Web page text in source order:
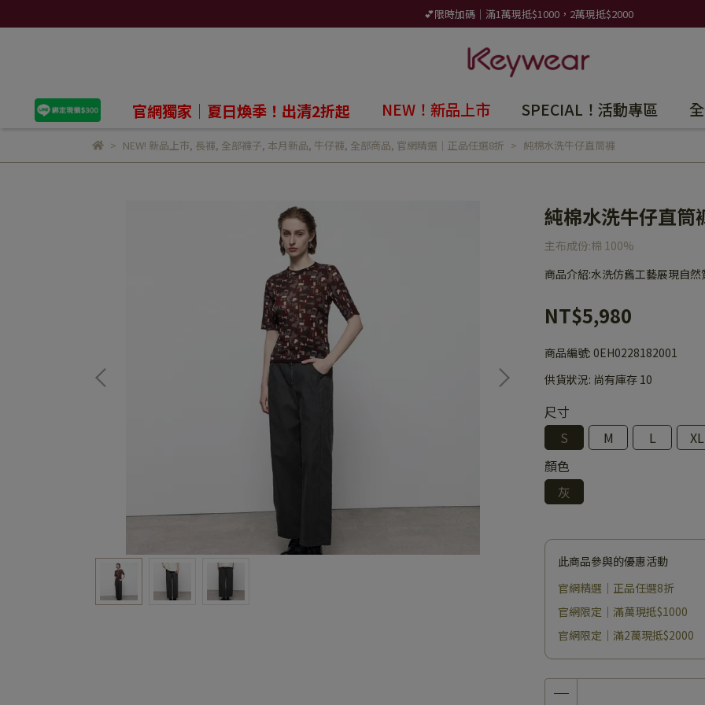
💕限時加碼｜滿1萬現抵$1000，2萬現抵$2000
官網獨家｜夏日煥季！出清2折起 NEW！新品上市 SPECIAL！活動專區
NEW! 新品上市, 長褲, 全部褲子, 本月新品, 牛仔褲, 全部商品, 官網精選｜正品任選8折 純棉水洗牛仔直筒褲
純棉水洗牛仔直筒
主布成份:棉 100%
商品介紹:水洗仿舊工藝展現自
NT$5,980
商品編號: 0EH0228182001
供貨狀況: 尚有庫存 10
尺寸
S
M L
XL
顏色
灰
此商品參與的優惠活動
官網精選｜正品任選8折
官網限定｜滿萬現抵$1000
官網限定｜滿2萬現抵$2000